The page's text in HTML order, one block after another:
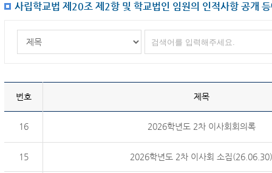
사립학교법 제20조 제2항 및 학교법인 임원의 인적사항 공개
번호 제목
16 2026학년도 2차 이사회회의록
15 2026학년도 2차 이사회 소집(26.06.30)